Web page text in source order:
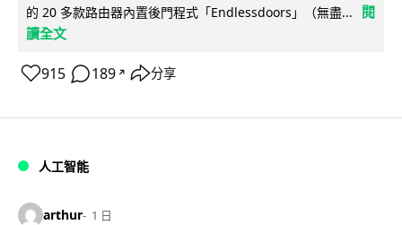
的 20 多款路由器內置後門程式「Endlessdoors」（無盡...
閱
讀全文
915 189 ↗ 分享
人工智能
arthur 1 日